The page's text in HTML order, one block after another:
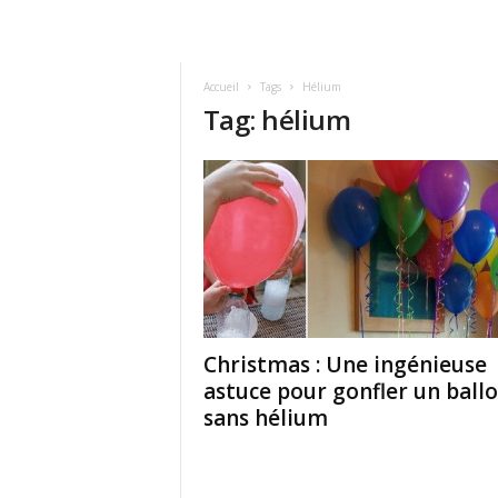
Accueil Tags Hélium
Tag: hélium
Christmas : Une ingénieuse
astuce pour gonfler un
sans hélium